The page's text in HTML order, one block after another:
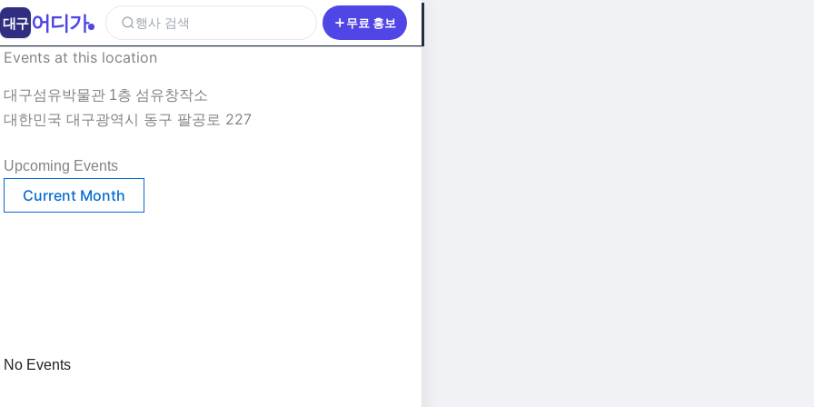
Events at this location
대구섬유박물관 1층 섬유창작소
대한민국 대구광역시 동구 팔공로 227
Upcoming Events
Current Month
No Events
대구 어디가 행사 검색 무료 홍보